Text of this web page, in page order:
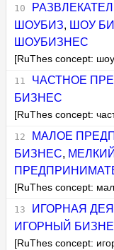
ШОУБИЗ, ШОУ
ШОУБИЗНЕС
[RuThes concept:
ЧАСТНОЕ
БИЗНЕС
[RuThes concept:
МАЛОЕ
БИЗНЕС,
[RuThes concept:
ИГОРНАЯ
ИГОРНЫЙ
[RuThes concept: